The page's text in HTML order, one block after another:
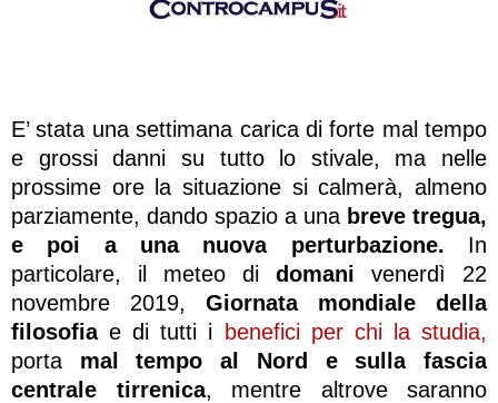
E’ stata una settimana carica di forte mal tempo
e grossi danni su tutto lo stivale, ma nelle
prossime ore la situazione si calmerà, almeno
parziamente, dando spazio a una breve tregua,
e poi a una nuova perturbazione. In
particolare, il meteo di domani venerdì 22
novembre 2019, Giornata mondiale della
filosofiae di tutti i
benefici per chi la studia,
porta mal tempo al Nord e sulla fascia
centrale tirrenica, mentre altrove saranno